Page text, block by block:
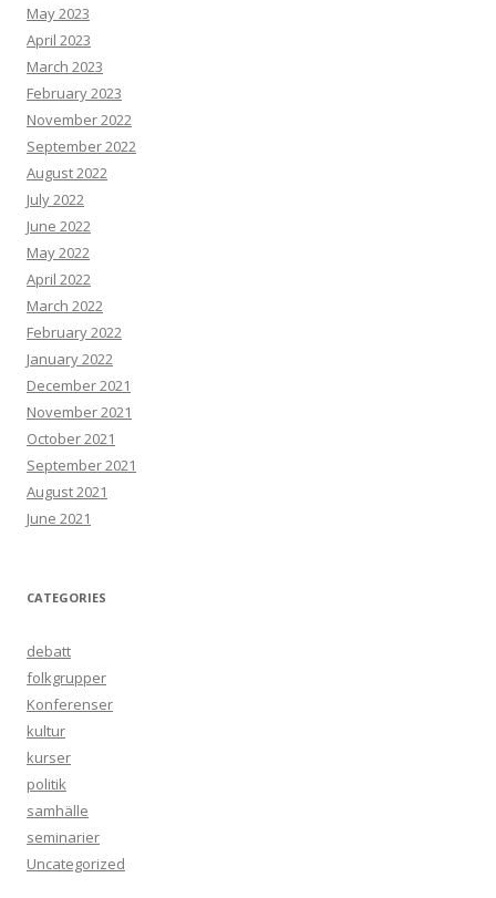
May 2023
April 2023
March 2023
February 2023
November 2022
September 2022
August 2022
July 2022
June 2022
May 2022
April 2022
March 2022
February 2022
January 2022
December 2021
November 2021
October 2021
September 2021
August 2021
June 2021
CATEGORIES
debatt
folkgrupper
Konferenser
kultur
kurser
politik
samhälle
seminarier
Uncategorized